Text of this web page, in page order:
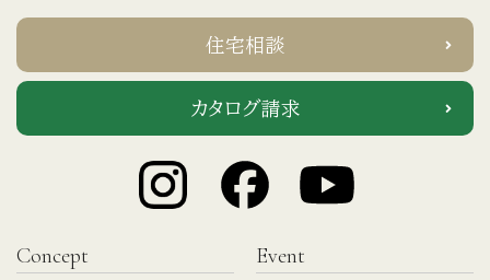
住宅相談
カタログ請求
Concept Event